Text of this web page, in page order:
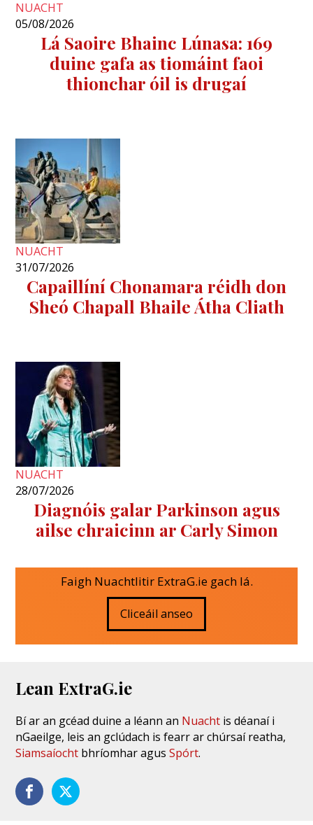
NUACHT
05/08/2026
Lá Saoire Bhainc Lúnasa: 169
duine gafa as tiomáint faoi
thionchar óil is drugaí
NUACHT
31/07/2026
Capaillíní Chonamara réidh don
Sheó Chapall Bhaile Átha Cliath
NUACHT
28/07/2026
Diagnóis galar Parkinson agus
ailse chraicinn ar Carly Simon
Faigh Nuachtlitir ExtraG.ie gach lá.
Cliceáil anseo
Lean ExtraG.ie
Bí ar an gcéad duine a léann an Nuacht is déanaí i
nGaeilge, leis an gclúdach is fearr ar chúrsaí reatha,
Siamsaíocht bhríomhar agusSpórt.